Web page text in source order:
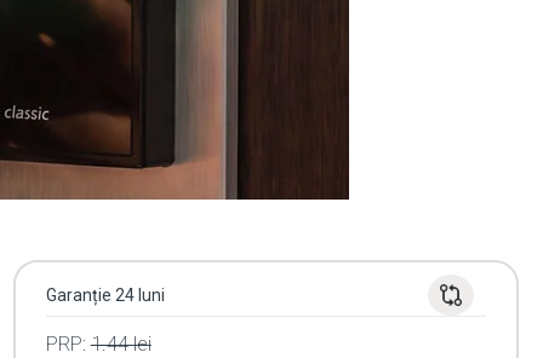
Garanție 24 luni
PRP:1.44lei